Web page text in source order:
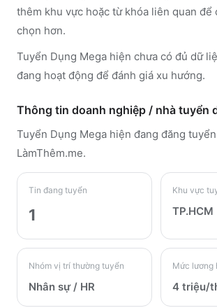
thêm khu vực hoặc từ khóa liên quan để
chọn hơn.
Tuyển Dụng Mega hiện chưa có đủ dữ
đang hoạt động để đánh giá xu hướng.
Thông tin doanh nghiệp / nhà tuyển
Tuyển Dụng Mega hiện đang đăng
LàmThêm.me.
Tin đang tuyển
1
Khu vực
TP.HCM
Nhóm vị trí thường tuyển
Nhân sự / HR
Mức lương
4 triệu/